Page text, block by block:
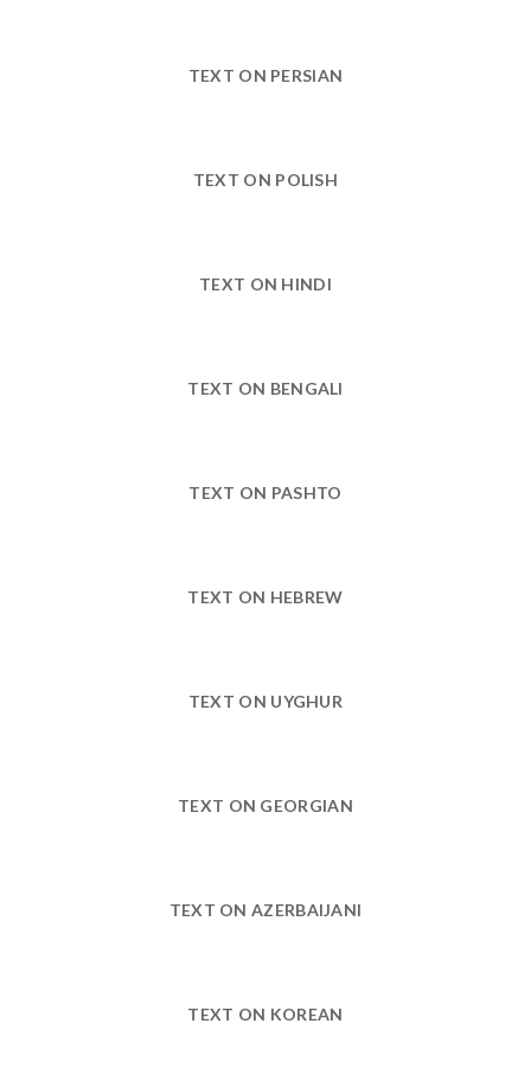
TEXT ON PERSIAN
TEXT ON POLISH
TEXT ON HINDI
TEXT ON BENGALI
TEXT ON PASHTO
TEXT ON HEBREW
TEXT ON UYGHUR
TEXT ON GEORGIAN
TEXT ON AZERBAIJANI
TEXT ON KOREAN